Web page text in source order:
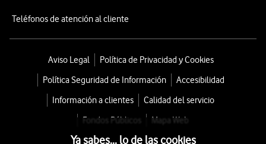
Teléfonos de atención al cliente
Aviso Legal
Política de Privacidad y Cookies
Política Seguridad de Información
Accesibilidad
Información a clientes
Calidad del servicio
Fondos Públicos
Mapa Web
Ya sabes... lo de las cookies